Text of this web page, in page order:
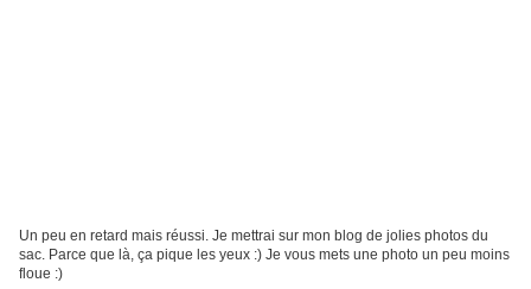
Un peu en retard mais réussi. Je mettrai sur mon blog de jolies photos du
sac. Parce que là, ça pique les yeux :) Je vous mets une photo un peu moins
floue :)